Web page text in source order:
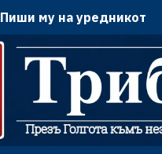
Пиши му на уредникот